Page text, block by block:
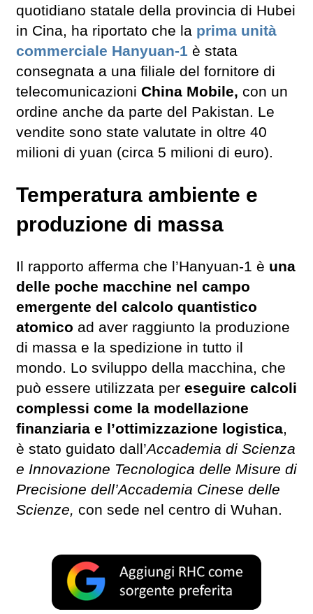
quotidiano statale della provincia di Hubei
in Cina, ha riportato che la prima unità
commerciale Hanyuan-1 è stata
consegnata a una filiale del fornitore di
telecomunicazioni China Mobile, con un
ordine anche da parte del Pakistan. Le
vendite sono state valutate in oltre 40
milioni di yuan (circa 5 milioni di euro).
Temperatura ambiente e
produzione di massa
Il rapporto afferma che l’Hanyuan-1 è una
delle poche macchine nel campo
emergente del calcolo quantistico
atomico ad aver raggiunto la produzione
di massa e la spedizione in tutto il
mondo. Lo sviluppo della macchina, che
può essere utilizzata per eseguire calcoli
complessi come la modellazione
finanziaria e l’ottimizzazione logistica,
è stato guidato dall’Accademia di Scienza
e Innovazione Tecnologica delle Misure di
Precisione dell’Accademia Cinese delle
Scienze, con sede nel centro di Wuhan.